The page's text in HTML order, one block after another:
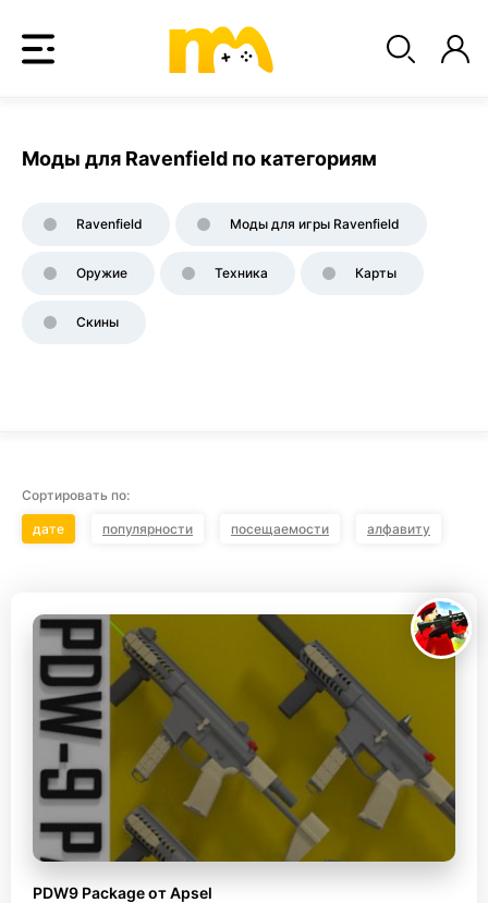
Моды для Ravenfield по категориям
Ravenfield Моды для игры Ravenfield
Оружие Техника Карты
Скины
Сортировать по:
дате популярности посещаемости алфавиту
PDW9 Package от Apsel